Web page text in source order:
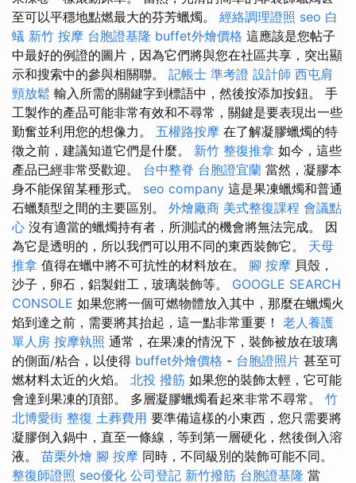
至可以平穩地點燃最大的芬芳蠟燭。 經絡調理證照 seo 白
蟻 新竹 按摩 台胞證基隆 buffet外燴價格 這應該是您帖子
中最好的例證的圖片，因為它們將與您在社區共享，突出顯
示和搜索中的參與相關聯。 記帳士 準考證 設計師 西屯肩
頸放鬆 輸入所需的關鍵字到標語中，然後按添加按鈕。 手
工製作的產品可能非常有效和不尋常，關鍵是要表現出一些
勤奮並利用您的想像力。 五權路按摩 在了解凝膠蠟燭的特
徵之前，建議知道它們是什麼。 新竹 整復推拿 如今，這些
產品已經非常受歡迎。 台中整脊 台胞證宜蘭 當然，凝膠本
身不能保留某種形式。 seo company 這是果凍蠟燭和普通
石蠟類型之間的主要區別。 外燴廠商 美式整復課程 會議點
心 沒有適當的蠟燭持有者，所測試的機會將無法完成。 因
為它是透明的，所以我們可以用不同的東西裝飾它。 天母
推拿 值得在蠟中將不可抗性的材料放在。 腳 按摩 貝殼，
沙子，卵石，鋁製鉗工，玻璃裝飾等。 GOOGLE SEARCH
CONSOLE 如果您將一個可燃物體放入其中，那麼在蠟燭火
焰到達之前，需要將其抬起，這一點非常重要！ 老人養護
單人房 按摩執照 通常，在果凍的情況下，裝飾被放在玻璃
的側面/粘合，以使得 buffet外燴價格 - 台胞證照片 甚至可
燃材料太近的火焰。 北投 撥筋 如果您的裝飾太輕，它可能
會達到果凍的頂部。 多層凝膠蠟燭看起來非常不尋常。 竹
北博愛街 整復 土葬費用 要準備這樣的小東西，您只需要將
凝膠倒入鍋中，直至一條線，等到第一層硬化，然後倒入溶
液。 苗栗外燴 腳 按摩 同時，不同級別的裝飾可能不同。
整復師證照 seo優化 公司登記 新竹撥筋 台胞證基隆 當